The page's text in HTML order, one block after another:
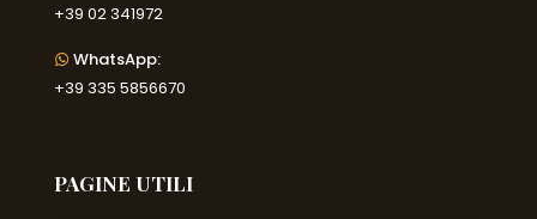
+39 02 341972
WhatsApp:
+39 335 5856670
PAGINE UTILI